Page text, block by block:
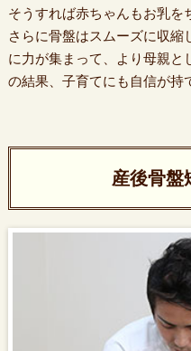
そうすれば赤ちゃんもお乳を
さらに骨盤はスムーズに収
に力が集まって、より母親と
の結果、子育てにも自信が持
産後骨盤